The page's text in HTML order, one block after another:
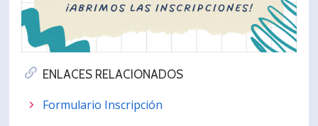
ENLACES RELACIONADOS
Formulario Inscripción